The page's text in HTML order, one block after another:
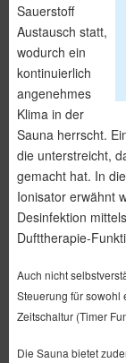
Sauerstoff
Austausch statt,
wodurch ein
kontinuierlich
angenehmes
Klima in der
Sauna herrscht.
die unterstreicht,
gemacht hat. In
Ionisator erwähnt
Desinfektion
Dufttherapie-
Auch nicht
Steuerung für sowohl
Zeitschaltur (Timer
Die Sauna bietet